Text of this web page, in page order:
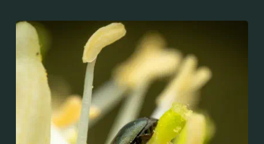
Meligethes aeneus.